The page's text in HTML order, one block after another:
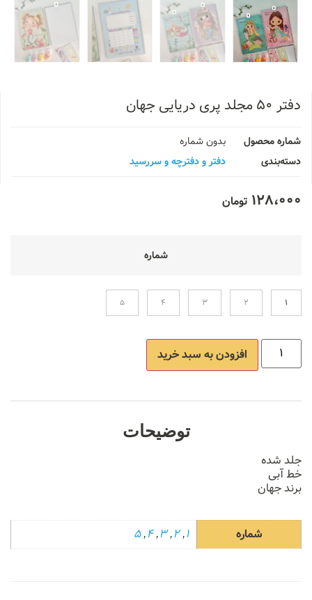
دفتر ۵۰ مجلد پری دریایی جهان
شماره محصول
بدون شماره
دسته‌بندی
دفتر و دفترچه و سررسید
128،000 تومان
شماره
1
2
3
4
5
افزودن به سبد خرید
توضیحات
جلد شده
خط آبی
برند جهان
شماره 1
,
2
,
3
,
4
,
5